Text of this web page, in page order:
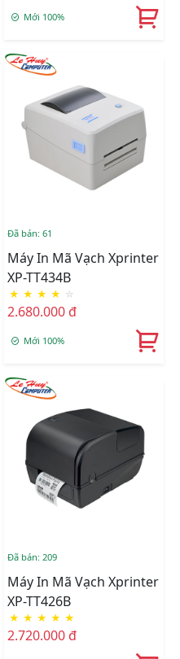
Mới 100%
Đã bán: 61
Máy In Mã Vạch Xprinter
XP-TT434B
★ ★ ★ ★ ☆
2.680.000 đ
Mới 100%
Đã bán: 209
Máy In Mã Vạch Xprinter
XP-TT426B
★ ★ ★ ★ ★
2.720.000 đ